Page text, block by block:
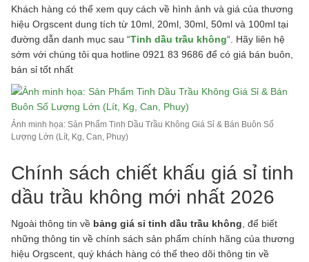
Khách hàng có thể xem quy cách về hình ảnh và giá của thương
hiệu Orgscent dung tích từ 10ml, 20ml, 30ml, 50ml và 100ml tại
đường dẫn danh mục sau “Tinh dầu trầu không“. Hãy liên hệ
sớm với chúng tôi qua hotline 0921 83 9686 để có giá bán buôn,
bán sỉ tốt nhất
Ảnh minh họa: Sản Phẩm Tinh Dầu Trầu Không Giá Sỉ & Bán Buôn Số
Lượng Lớn (Lít, Kg, Can, Phuy)
Chính sách chiết khấu giá sỉ tinh
dầu trầu không mới nhất 2026
Ngoài thông tin về bảng giá sỉ tinh dầu trầu không , để biết
những thông tin về chính sách sản phẩm chính hãng của thương
hiệu Orgscent, quý khách hàng có thể theo dõi thông tin về